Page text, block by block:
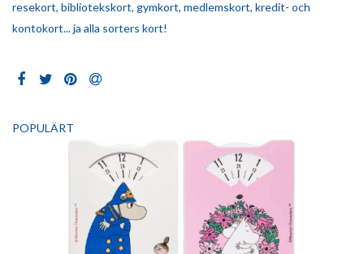
resekort, bibliotekskort, gymkort, medlemskort, kredit- och
kontokort... ja alla sorters kort!
POPULÄRT